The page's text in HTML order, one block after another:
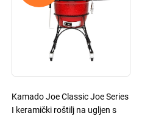
Kamado Joe Classic Joe Series
I keramički roštilj na ugljen s